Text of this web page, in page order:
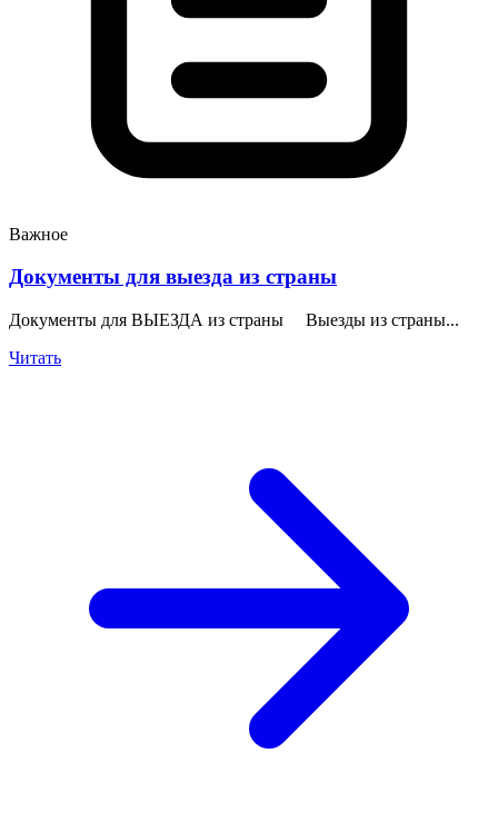
Важное
Документы для выезда из страны
Документы для ВЫЕЗДА из страны Выезды из страны...
Читать